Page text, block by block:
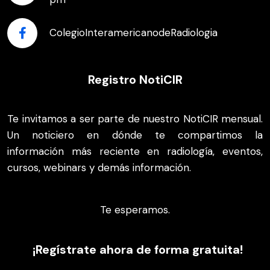
ColegioInteramericanodeRadiologia
Registro NotiCIR
Te invitamos a ser parte de nuestro NotiCIR mensual.
Un noticiero en dónde te compartimos la
información más reciente en radiología, eventos,
cursos, webinars y demás información.
Te esperamos.
¡Regístrate ahora de forma gratuita!